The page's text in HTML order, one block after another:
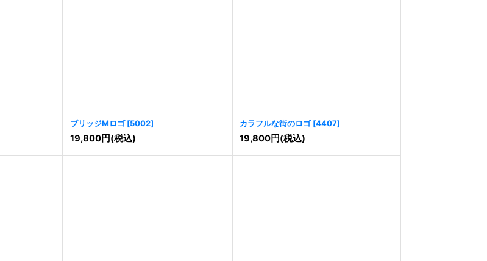
ブリッジMロゴ [5002]
19,800円(税込)
カラフルな街のロゴ [4407]
19,800円(税込)